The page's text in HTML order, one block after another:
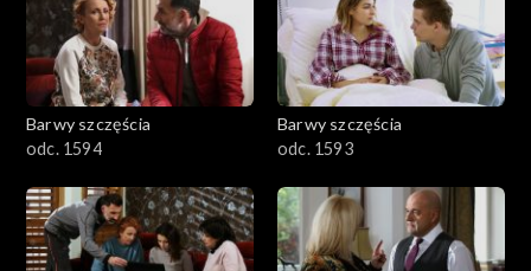
2101–2200
2001–2100
1801–1900
Barwy szczęścia
odc. 1594
Barwy szczęścia
odc. 1593